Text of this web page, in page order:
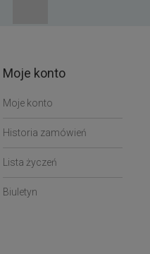
Moje konto
Moje konto
Historia zamówień
Lista życzeń
Biuletyn